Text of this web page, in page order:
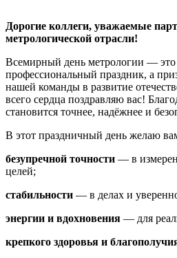
Дорогие коллеги, уважаемые
метрологической отрасли!
Всемирный день метрологии — это
профессиональный праздник, а
нашей команды в развитие
всего сердца поздравляю вас!
становится точнее, надёжнее и
В этот праздничный день желаю
безупречной точности — в
целей;
стабильности — в делах и
энергии и вдохновения — для
крепкого здоровья и